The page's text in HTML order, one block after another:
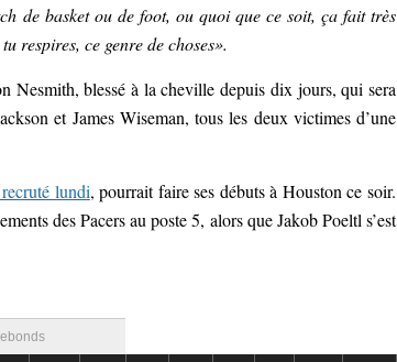
de basket ou de foot, ou quoi que ce soit, ça fait très
respires, ce genre de choses».
Nesmith, blessé à la cheville depuis dix jours, qui sera
et James Wiseman, tous les deux victimes d’une
lundi, pourrait faire ses débuts à Houston ce soir.
des Pacers au poste 5, alors que Jakob Poeltl s’est